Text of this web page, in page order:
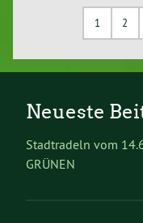
1 2
Neueste
Stadtradeln vom
GRÜNEN